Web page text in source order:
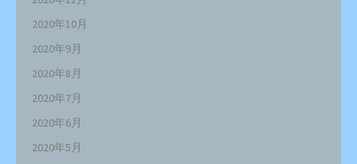
2020年10月
2020年9月
2020年8月
2020年7月
2020年6月
2020年5月